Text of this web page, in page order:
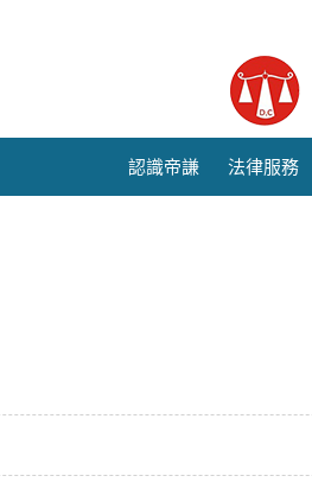
認識帝謙 法律服務